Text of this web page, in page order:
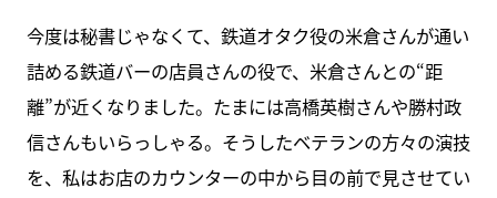
今度は秘書じゃなくて、鉄道オタク役の米倉さんが通い
詰める鉄道バーの店員さんの役で、米倉さんとの“距
離”が近くなりました。たまには高橋英樹さんや勝村政
信さんもいらっしゃる。そうしたベテランの方々の演技
を、私はお店のカウンターの中から目の前で見させてい